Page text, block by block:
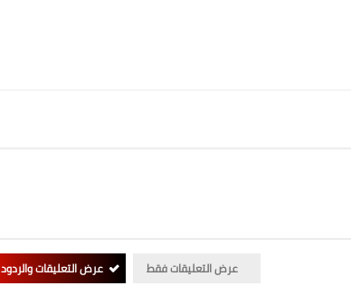
عرض التعليقات فقط عرض التعليقات والردود